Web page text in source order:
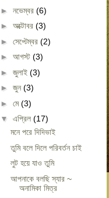
► নভেম্বর (6)
► অক্টোবর (3)
► সেপ্টেম্বর (2)
► আগস্ট (3)
► জুলাই (3)
► জুন(3)
► মে(3)
▼ এপ্রিল (17)
মনে পরে দিদিভাই
তুমি বলে দিলে পরিবর্তন চাই
লুট হয়ে যাও তুমি
আপনাকে বলছি স্যার ~
অনামিকা মিত্র